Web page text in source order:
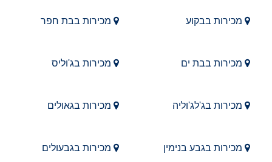
מכירות בבקוע מכירות בבת חפר
מכירות בבת ים מכירות בג'וליס
מכירות בג'לג'וליה מכירות בגאולים
מכירות בגבע בנימין מכירות בגבעולים